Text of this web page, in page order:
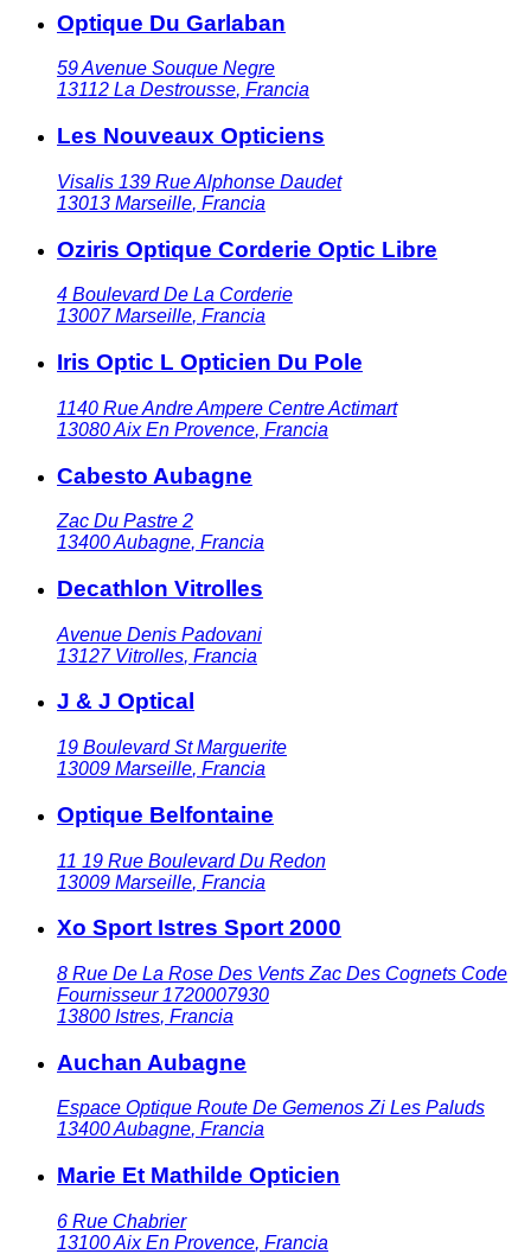
Optique Du Garlaban
59 Avenue Souque Negre
13112 La Destrousse, Francia
Les Nouveaux Opticiens
Visalis 139 Rue Alphonse Daudet
13013 Marseille, Francia
Oziris Optique Corderie Optic Libre
4 Boulevard De La Corderie
13007 Marseille, Francia
Iris Optic L Opticien Du Pole
1140 Rue Andre Ampere Centre Actimart
13080Aix En Provence, Francia
Cabesto Aubagne
Zac Du Pastre 2
13400Aubagne, Francia
Decathlon Vitrolles
Avenue Denis Padovani
13127 Vitrolles, Francia
J & J Optical
19 Boulevard St Marguerite
13009 Marseille, Francia
Optique Belfontaine
11 19 Rue Boulevard Du Redon
13009 Marseille, Francia
Xo Sport Istres Sport 2000
8 Rue De La Rose Des Vents Zac Des Cognets Code
Fournisseur 1720007930
13800 Istres, Francia
Auchan Aubagne
Espace Optique Route De Gemenos Zi Les Paluds
13400Aubagne, Francia
Marie Et Mathilde Opticien
6 Rue Chabrier
13100Aix En Provence, Francia